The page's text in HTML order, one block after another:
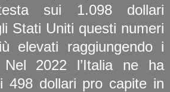
sui 1.098 dollari
Stati Uniti questi numeri
elevati raggiungendo i
Nel 2022 l’Italia ne ha
498 dollari pro capite in